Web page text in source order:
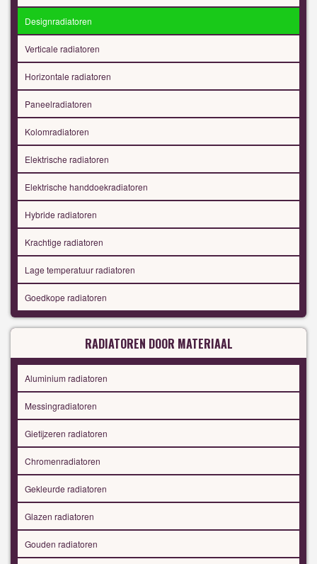
Designradiatoren
Verticale radiatoren
Horizontale radiatoren
Paneelradiatoren
Kolomradiatoren
Elektrische radiatoren
Elektrische handdoekradiatoren
Hybride radiatoren
Krachtige radiatoren
Lage temperatuur radiatoren
Goedkope radiatoren
RADIATOREN DOOR MATERIAAL
Aluminium radiatoren
Messingradiatoren
Gietijzeren radiatoren
Chromenradiatoren
Gekleurde radiatoren
Glazen radiatoren
Gouden radiatoren